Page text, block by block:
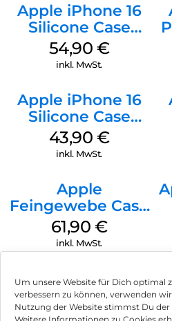
Um unsere Website für Dich optimal
verbessern zu können, verwenden
Nutzung der Website stimmst Du
Apple iPhone 16
Silicone Case
MagSafe Lake
Green
54,90 €
inkl. MwSt.
Apple iPhone 16
Silicone Case
MagSafe Plum
43,90 €
inkl. MwSt.
Apple
Feingewebe Case
iPhone 15 Pro
MagSafe Schwarz
61,90 €
inkl. MwSt.
Impressum